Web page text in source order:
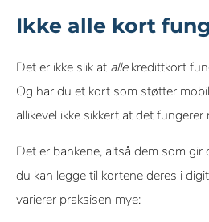
Ikke alle kort
Det er ikke slik at allekredittkort
Og har du et kort som støtter
allikevel ikke sikkert at det
Det er bankene, altså dem som
du kan legge til kortene deres i
varierer praksisen mye: